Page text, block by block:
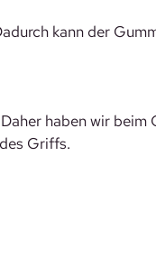
kann der
haben wir
Griffs.